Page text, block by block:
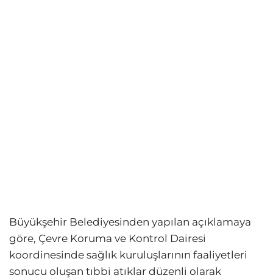
Büyükşehir Belediyesinden yapılan açıklamaya
göre, Çevre Koruma ve Kontrol Dairesi
koordinesinde sağlık kuruluşlarının faaliyetleri
sonucu oluşan tıbbi atıklar düzenli olarak